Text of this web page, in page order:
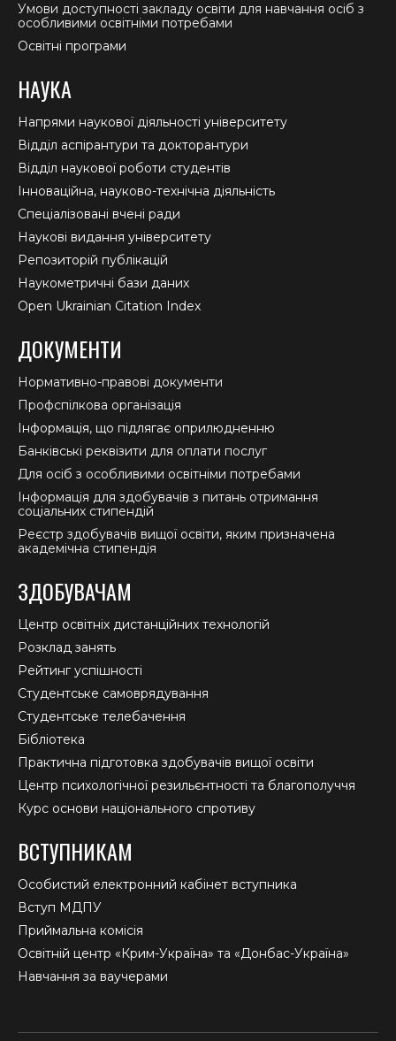
Умови доступності закладу освіти для навчання осіб з
особливими освітніми потребами
Освітні програми
НАУКА
Напрями наукової діяльності університету
Відділ аспірантури та докторантури
Відділ наукової роботи студентів
Інноваційна, науково-технічна діяльність
Спеціалізовані вчені ради
Наукові видання університету
Репозиторій публікацій
Наукометричні бази даних
Open Ukrainian Citation Index
ДОКУМЕНТИ
Нормативно-правові документи
Профспілкова організація
Інформація, що підлягає оприлюдненню
Банківські реквізити для оплати послуг
Для осіб з особливими освітніми потребами
Інформація для здобувачів з питань отримання
соціальних стипендій
Реєстр здобувачів вищої освіти, яким призначена
академічна стипендія
ЗДОБУВАЧАМ
Центр освітніх дистанційних технологій
Розклад занять
Рейтинг успішності
Студентське самоврядування
Студентське телебачення
Бібліотека
Практична підготовка здобувачів вищої освіти
Центр психологічної резильєнтності та благополуччя
Курс основи національного спротиву
ВСТУПНИКАМ
Особистий електронний кабінет вступника
Вступ МДПУ
Приймальна комісія
Освітній центр «Крим-Україна» та «Донбас-Україна»
Навчання за ваучерами